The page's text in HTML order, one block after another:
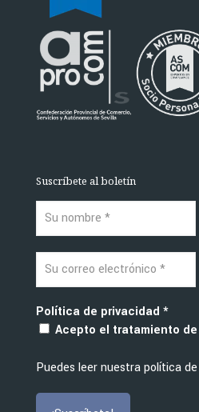
Suscríbete al boletín
Política de privacidad *
Acepto el tratamiento
Puedes leer nuestra política